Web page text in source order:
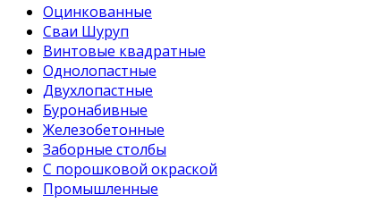
Оцинкованные
Сваи Шуруп
Винтовые квадратные
Однолопастные
Двухлопастные
Буронабивные
Железобетонные
Заборные столбы
С порошковой окраской
Промышленные